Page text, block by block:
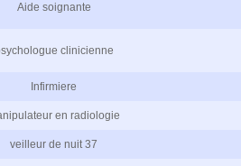
Aide soignante
clinicienne
Infirmiere
en radiologie
veilleur de nuit 37